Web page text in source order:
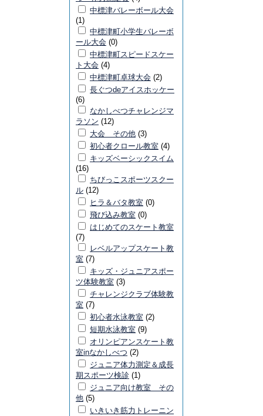
中標津バレーボール大会
(1)
中標津町小学生バレーボ
ール大会 (0)
中標津町スピードスケー
ト大会 (4)
中標津町卓球大会 (2)
長ぐつdeアイスホッケー
(6)
なかしべつチャレンジマ
ラソン (12)
大会 その他 (3)
初心者クロール教室 (4)
キッズベーシックスイム
(16)
ちびっこスポーツスクー
ル (12)
ヒラ＆バタ教室 (0)
飛び込み教室 (0)
はじめてのスケート教室
(7)
レベルアップスケート教
室 (7)
キッズ・ジュニアスポー
ツ体験教室 (3)
チャレンジクラブ体験教
室 (7)
初心者水泳教室 (2)
短期水泳教室 (9)
オリンピアンスケート教
室inなかしべつ (2)
ジュニア体力測定＆成長
期スポーツ検診 (1)
ジュニア向け教室 その
他 (5)
いきいき筋力トレーニン